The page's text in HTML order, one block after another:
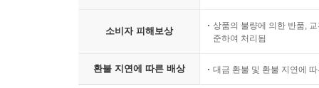
소비자 피해보상
상품의 불량에 의한 반품,
준하여 처리됨
환불 지연에 따른 배상 대금 환불 및 환불 지연에